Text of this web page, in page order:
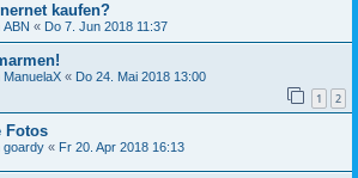
kaufen?
ABN « Do 7. Jun 2018 11:37
ManuelaX « Do 24. Mai 2018 13:00
1 2
Fotos
goardy « Fr 20. Apr 2018 16:13